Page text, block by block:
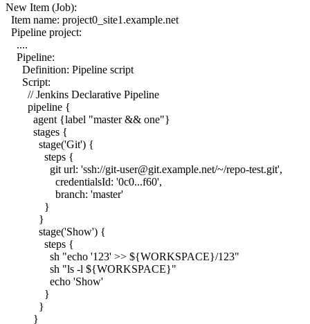
New Item (Job):
Item name: project0_site1.example.net
Pipeline project:
....
Pipeline:
Definition: Pipeline script
Script:
// Jenkins Declarative Pipeline
pipeline {
agent {label "master && one"}
stages {
stage('Git') {
steps {
git url: 'ssh://git-user@git.example.net/~/repo-test.git',
credentialsId: '0c0...f60',
branch: 'master'
}
}
stage('Show') {
steps {
sh "echo '123' >> ${WORKSPACE}/123"
sh "ls -l ${WORKSPACE}"
echo 'Show'
}
}
}